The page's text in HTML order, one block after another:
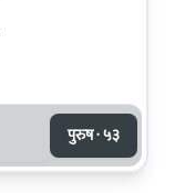
पुरुष · ५३